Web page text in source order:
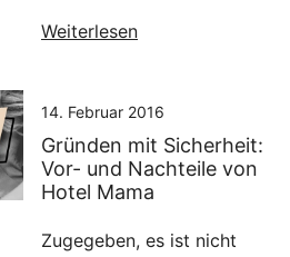
Weiterlesen
14. Februar 2016
Gründen mit Sicherheit:
Vor- und Nachteile von
Hotel Mama
Zugegeben, es ist nicht